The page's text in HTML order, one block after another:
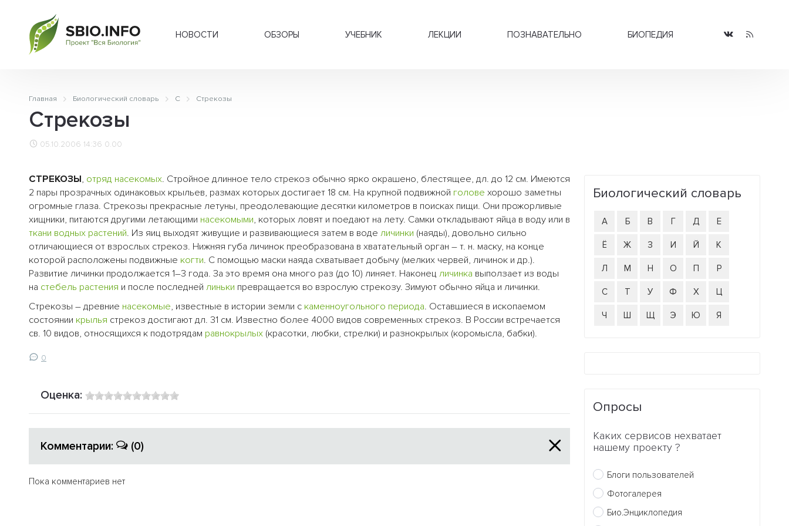
НОВОСТИ ОБЗОРЫ УЧЕБНИК ЛЕКЦИИ ПОЗНАВАТЕЛЬНО БИОПЕДИЯ
Главная Биологический словарь С Стрекозы
Стрекозы
05.10.2006 14:36 0.00
СТРЕКОЗЫ, отряд насекомых. Стройное длинное тело стрекоз обычно ярко окрашено, блестящее, дл. до 12 см. Имеются
2 пары прозрачных одинаковых крыльев, размах которых достигает 18 см. На крупной подвижной голове хорошо заметны
огромные глаза. Стрекозы прекрасные летуны, преодолевающие десятки километров в поисках пищи. Они прожорливые
хищники, питаются другими летающими насекомыми, которых ловят и поедают на лету. Самки откладывают яйца в воду или в
ткани водных растений. Из яиц выходят живущие и развивающиеся затем в воде личинки (наяды), довольно сильно
отличающиеся от взрослых стрекоз. Нижняя губа личинок преобразована в хватательный орган – т. н. маску, на конце
которой расположены подвижные когти. С помощью маски наяда схватывает добычу (мелких червей, личинок и др.).
Развитие личинки продолжается 1–3 года. За это время она много раз (до 10) линяет. Наконец личинка выползает из воды
на стебель растения и после последней линьки превращается во взрослую стрекозу. Зимуют обычно яйца и личинки.
Стрекозы – древние насекомые, известные в истории земли с каменноугольного периода. Оставшиеся в ископаемом
состоянии крылья стрекоз достигают дл. 31 см. Известно более 4000 видов современных стрекоз. В России встречается
св. 10 видов, относящихся к подотрядам равнокрылых (красотки, любки, стрелки) и разнокрылых (коромысла, бабки).
0
Оценка:
Комментарии: (0)
Пока комментариев нет
Биологический словарь
А Б В Г Д Е
Ё Ж З И Й К
Л М Н О П Р
С Т У Ф Х Ц
Ч Ш Щ Э Ю Я
Опросы
Каких сервисов нехватает
нашему проекту ?
Блоги пользователей
Фотогалерея
Био.Энциклопедия